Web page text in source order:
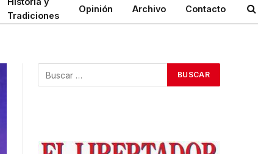
Tradiciones
Opinión Archivo Contacto